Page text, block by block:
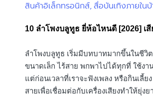
Posted
สินค้าอิเล็กทรอนิกส์ สื่อบันเทิงภายใน
10 ลําโพงบลูทูธ ยี่ห้อไหนดี [2026] เ
ลำโพงบลูทูธ เริ่มมีบทบาทมากขึ้นในชีวิต
ขนาดเล็ก ไร้สาย พกพาไปได้ทุกที่ ใช้งา
แต่ก่อนเวลาที่เราจะฟังเพลง หรือกินเลี้ย
สายเพื่อเชื่อมต่อกับเครื่องเสียงทำให้ยุ่